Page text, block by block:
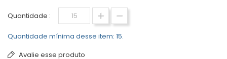
Quantidade :
Quantidade mínima desse item: 15.
Avalie esse produto